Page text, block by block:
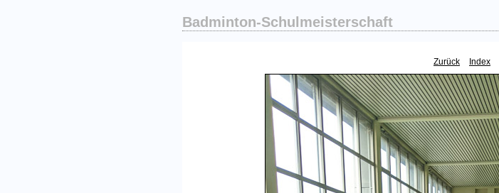
Badminton-Schulmeisterschaft
Zurück Index